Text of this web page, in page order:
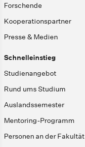
Forschende
Kooperationspartner
Presse & Medien
Schnelleinstieg
Studienangebot
Rund ums Studium
Auslandssemester
Mentoring-Programm
Personen an der Fakultät